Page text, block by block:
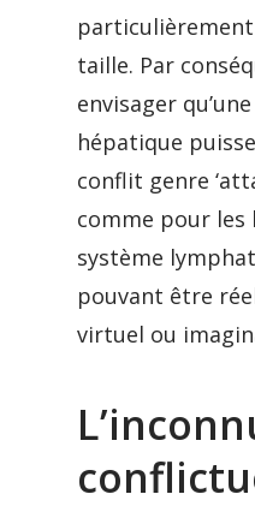
taille. Par
envisager
hépatique
conflit genre
comme pour les
système
pouvant être
virtuel ou